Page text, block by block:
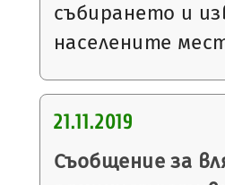
събирането и
населените
21.11.2019
Съобщение за